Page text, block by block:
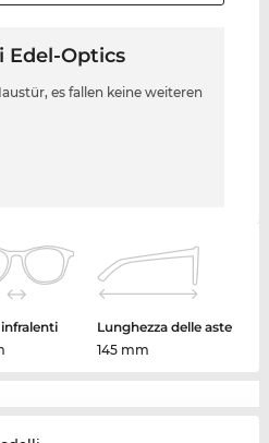
Edel-Optics
es fallen keine weiteren
Lunghezza delle aste
145 mm